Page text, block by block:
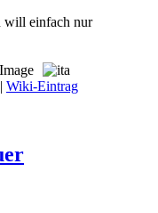
will einfach nur
| Wiki-Eintrag